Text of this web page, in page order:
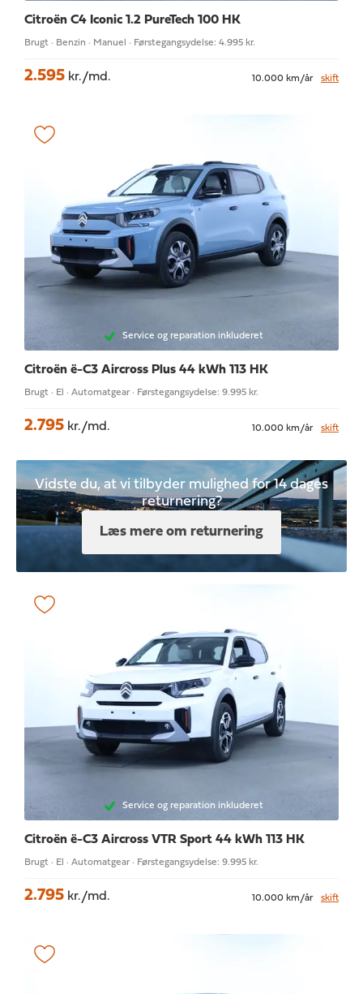
Citroën C4 Iconic 1.2 PureTech 100 HK
Brugt · Benzin · Manuel · Førstegangsydelse: 4.995 kr.
2.595 kr./md. 10.000 km/år skift
Service og reparation inkluderet
Citroën ë-C3 Aircross Plus 44 kWh 113 HK
Brugt · El · Automatgear · Førstegangsydelse: 9.995 kr.
2.795 kr./md. 10.000 km/år skift
Vidste du, at vi tilbyder mulighed for 14 dages
returnering?
Læs mere om returnering
Service og reparation inkluderet
Citroën ë-C3 Aircross VTR Sport 44 kWh 113 HK
Brugt · El · Automatgear · Førstegangsydelse: 9.995 kr.
2.795 kr./md. 10.000 km/år skift